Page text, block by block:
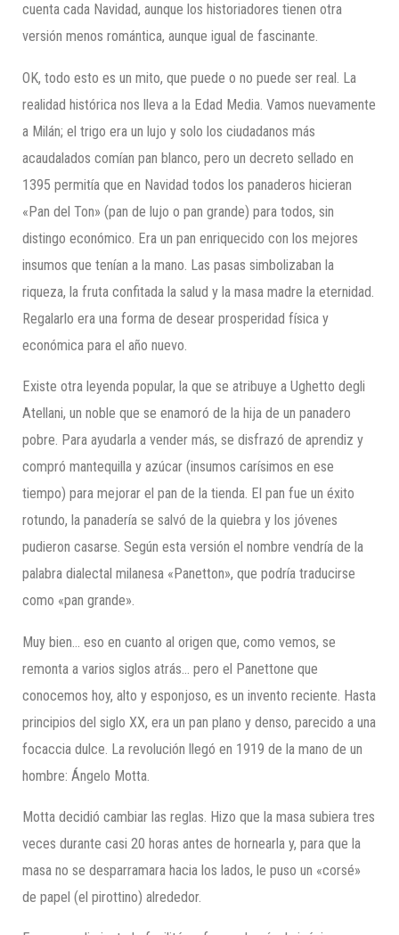
cuenta cada Navidad, aunque los historiadores tienen otra
versión menos romántica, aunque igual de fascinante.
OK, todo esto es un mito, que puede o no puede ser real. La
realidad histórica nos lleva a la Edad Media. Vamos nuevamente
a Milán; el trigo era un lujo y solo los ciudadanos más
acaudalados comían pan blanco, pero un decreto sellado en
1395 permitía que en Navidad todos los panaderos hicieran
«Pan del Ton» (pan de lujo o pan grande) para todos, sin
distingo económico. Era un pan enriquecido con los mejores
insumos que tenían a la mano. Las pasas simbolizaban la
riqueza, la fruta confitada la salud y la masa madre la eternidad.
Regalarlo era una forma de desear prosperidad física y
económica para el año nuevo.
Existe otra leyenda popular, la que se atribuye a Ughetto degli
Atellani, un noble que se enamoró de la hija de un panadero
pobre. Para ayudarla a vender más, se disfrazó de aprendiz y
compró mantequilla y azúcar (insumos carísimos en ese
tiempo) para mejorar el pan de la tienda. El pan fue un éxito
rotundo, la panadería se salvó de la quiebra y los jóvenes
pudieron casarse. Según esta versión el nombre vendría de la
palabra dialectal milanesa «Panetton», que podría traducirse
como «pan grande».
Muy bien… eso en cuanto al origen que, como vemos, se
remonta a varios siglos atrás… pero el Panettone que
conocemos hoy, alto y esponjoso, es un invento reciente. Hasta
principios del siglo XX, era un pan plano y denso, parecido a una
focaccia dulce. La revolución llegó en 1919 de la mano de un
hombre: Ángelo Motta.
Motta decidió cambiar las reglas. Hizo que la masa subiera tres
veces durante casi 20 horas antes de hornearla y, para que la
masa no se desparramara hacia los lados, le puso un «corsé»
de papel (el pirottino) alrededor.